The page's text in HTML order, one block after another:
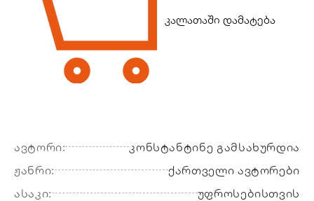
კალათაში დამატება
ავტორი:
კონსტანტინე გამსახურდია
ჟანრი:
ქართველი ავტორები
ასაკი:
უფროსებისთვის